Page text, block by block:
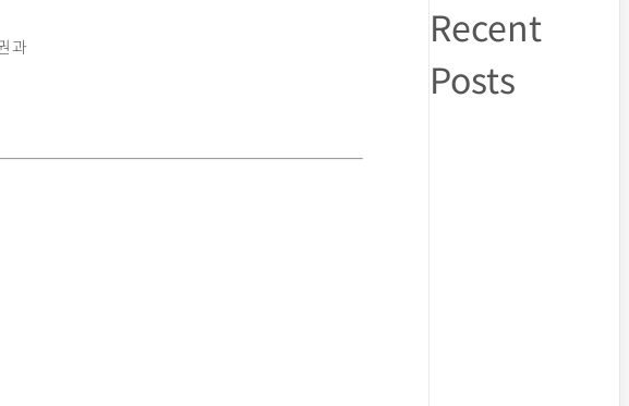
과
Recent
Posts